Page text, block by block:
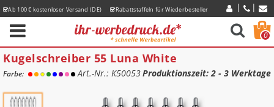
Ab 100 € kostenloser Versand (DE)
Rabattstaffeln für Wiederbesteller
0
Kugelschreiber 55 Luna White
Farbe: Art.-Nr.: K50053Produktionszeit: 2 - 3 Werktage